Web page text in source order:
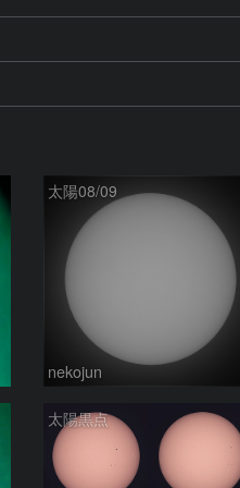
太陽08/09
nekojun
太陽黒点